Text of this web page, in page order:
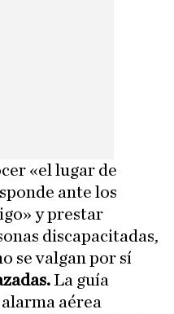
«el lugar de
ante los
y prestar
discapacitadas,
se valgan por sí
La guía
aérea